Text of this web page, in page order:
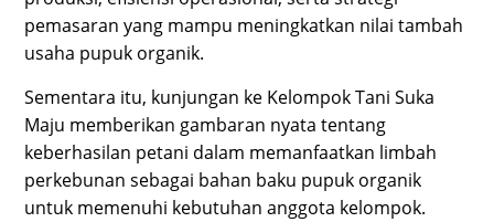
pemasaran yang mampu meningkatkan nilai tambah
usaha pupuk organik.
Sementara itu, kunjungan ke Kelompok Tani Suka
Maju memberikan gambaran nyata tentang
keberhasilan petani dalam memanfaatkan limbah
perkebunan sebagai bahan baku pupuk organik
untuk memenuhi kebutuhan anggota kelompok.